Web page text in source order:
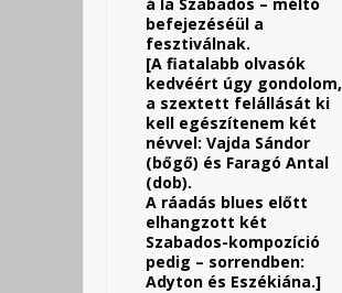
befejezéséül a
fesztiválnak.
[A fiatalabb olvasók
kedvéért úgy gondolom,
a szextett felállását ki
kell egészítenem két
névvel: Vajda Sándor
(bőgő) és Faragó Antal
(dob).
A ráadás blues előtt
elhangzott két
Szabados-kompozíció
pedig – sorrendben:
Adyton és Eszékiána.]